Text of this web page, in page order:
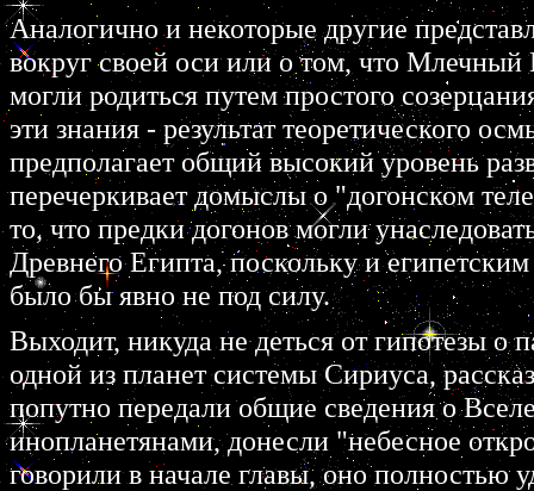
Аналогично и некоторые другие
вокруг своей оси или о том, что Млечный
могли родиться путем простого
эти знания - результат теоретического
предполагает общий высокий уровень
перечеркивает домыслы о "догонском
то, что предки догонов могли
Древнего Египта, поскольку и
было бы явно не под силу.
Выходит, никуда не деться от гипотезы
одной из планет системы Сириуса,
попутно передали общие сведения о
инопланетянами, донесли "небесное
говорили в начале главы, оно полностью